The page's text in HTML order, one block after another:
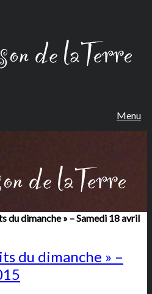
Menu
du dimanche » – Samedi 18 avril
du dimanche » –